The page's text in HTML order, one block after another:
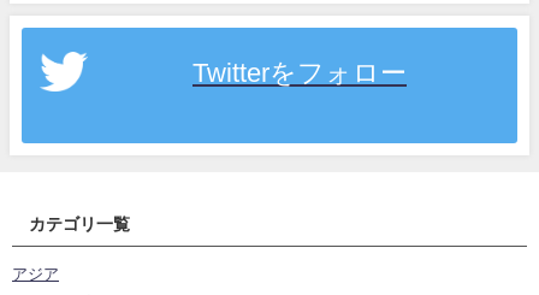
Twitterをフォロー
カテゴリ一覧
アジア